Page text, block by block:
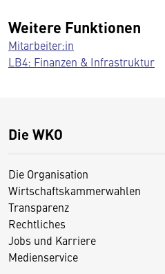
Weitere Funktionen
Mitarbeiter:in
LB4: Finanzen & Infrastruktur
Die WKO
Die Organisation
Wirtschaftskammerwahlen
Transparenz
Rechtliches
Jobs und Karriere
Medienservice